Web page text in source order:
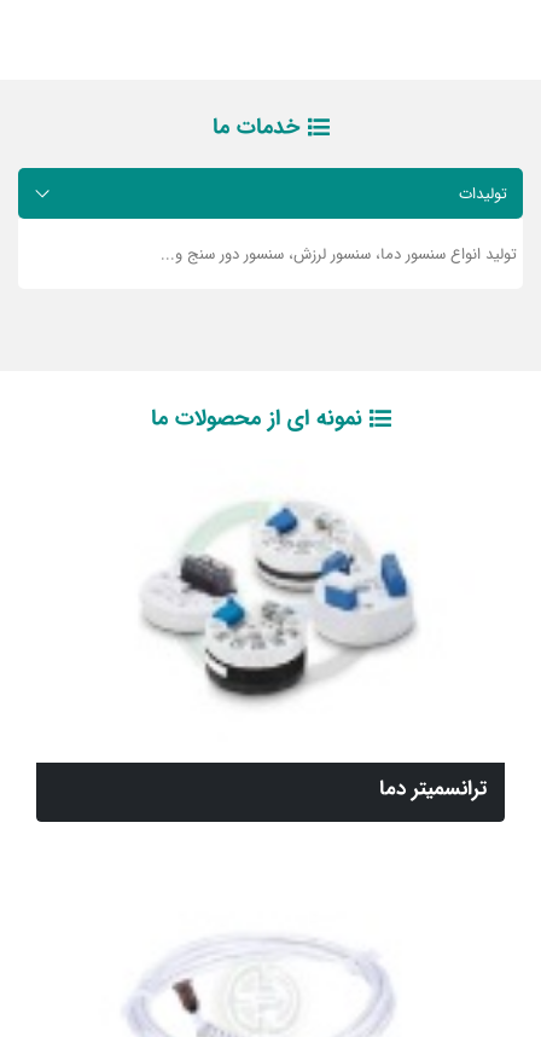
خدمات ما
تولیدات
تولید انواع سنسور دما، سنسور لرزش، سنسور دور سنج و...
نمونه ای از محصولات ما
ترانسمیتر دما